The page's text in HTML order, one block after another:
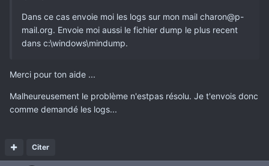
Dans ce cas envoie moi les logs sur mon mail charon@p-
mail.org. Envoie moi aussi le fichier dump le plus recent
dans c:\windows\mindump.
Merci pour ton aide ...
Malheureusement le problème n'estpas résolu. Je t'envois donc
comme demandé les logs...
Citer